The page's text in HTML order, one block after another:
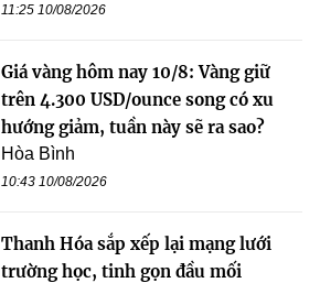
11:25 10/08/2026
Giá vàng hôm nay 10/8: Vàng giữ
trên 4.300 USD/ounce song có xu
hướng giảm, tuần này sẽ ra sao?
Hòa Bình
10:43 10/08/2026
Thanh Hóa sắp xếp lại mạng lưới
trường học, tinh gọn đầu mối